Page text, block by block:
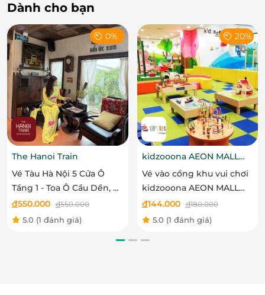
Dragon Ocean Lighting Park - Hành trình ánh
sáng kỳ ảo
Với 3ha diện tích, hơn 150 đại cảnh và tiểu cảnh,
Dragon Ocean Lighting Park là công viên ánh sáng
đầy sắc màu và huyền bí. Hành trình ánh sáng được
chia thành 6 chương truyện cổ tích, đưa bạn như lạc
vào thế giới thần tiên rực rỡ, hoàn hảo để check-in và
lưu giữ những khoảnh khắc đáng nhớ.
Dành cho bạn
0%
The Hanoi Train
Vé Tàu Hà Nội 5 Cửa Ô
Tầng 1 - Toa Ô Cầu Dền, Ô
Quan Trưởng, Ô Cầu Giấy,
Ô Đống Mác - The Hanoi
đ550.000 đ550.000
5.0 (1 đánh giá)
20%
kidzooona AEON MALL
Hải Phòng 3F
Vé vào cổng khu vui chơi
kidzooona AEON MALL
Hải Phòng 3F bao gồm Lễ
Tết
đ144.000 đ180.000
5.0 (1 đánh giá)